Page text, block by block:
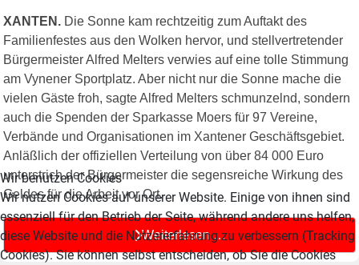
XANTEN. Die Sonne kam rechtzeitig zum Auftakt des
Familienfestes aus den Wolken hervor, und stellvertretender
Bürgermeister Alfred Melters verwies auf eine tolle Stimmung
am Vynener Sportplatz. Aber nicht nur die Sonne mache die
vielen Gäste froh, sagte Alfred Melters schmunzelnd, sondern
auch die Spenden der Sparkasse Moers für 97 Vereine,
Verbände und Organisationen im Xantener Geschäftsgebiet.
Anläßlich der offiziellen Verteilung von über 84 000 Euro
unterstrich der Bürgermeister die segensreiche Wirkung des
Geldes für die Arbeit vor Ort.
Weiterlesen …
Wir benutzen Cookies
Wir nutzen Cookies auf unserer Website. Einige von ihnen sind
essenziell für den Betrieb der Seite, während andere uns helfen,
diese Website und die Nutzererfahrung zu verbessern (Tracking
Cookies). Sie können selbst entscheiden, ob Sie die Cookies